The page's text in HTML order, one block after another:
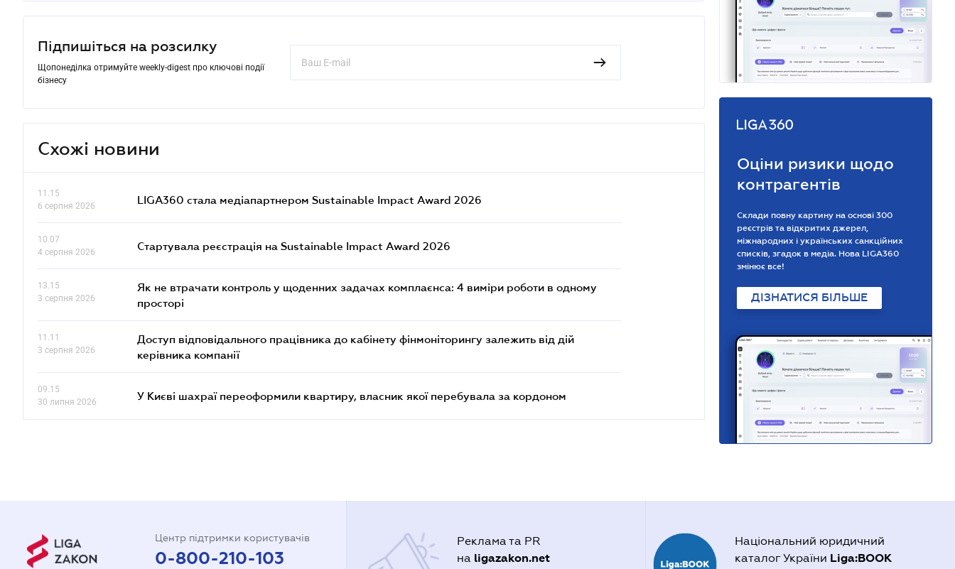
Підпишіться на розсилку
Щопонеділка отримуйте weekly-digest про ключові події
бізнесу
Схожі новини
11.15
6 серпня 2026
LIGA360 стала медіапартнером Sustainable Impact Award 2026
10.07
4 серпня 2026
Стартувала реєстрація на Sustainable Impact Award 2026
13.15
3 серпня 2026
Як не втрачати контроль у щоденних задачах комплаєнса: 4 виміри роботи в одному
просторі
11.11
3 серпня 2026
Доступ відповідального працівника до кабінету фінмоніторингу залежить від дій
керівника компанії
09.15
30 липня 2026
У Києві шахраї переоформили квартиру, власник якої перебувала за кордоном
Оціни ризики щодо
контрагентів
Склади повну картину на основі 300
реєстрів та відкритих джерел,
міжнародних і українських санкційних
списків, згадок в медіа. Нова LIGA360
змінює все!
ДІЗНАТИСЯ БІЛЬШЕ
Центр підтримки користувачів
0-800-210-103
Реклама та PR
на ligazakon.net
Національний юридичний
каталог України Liga:BOOK